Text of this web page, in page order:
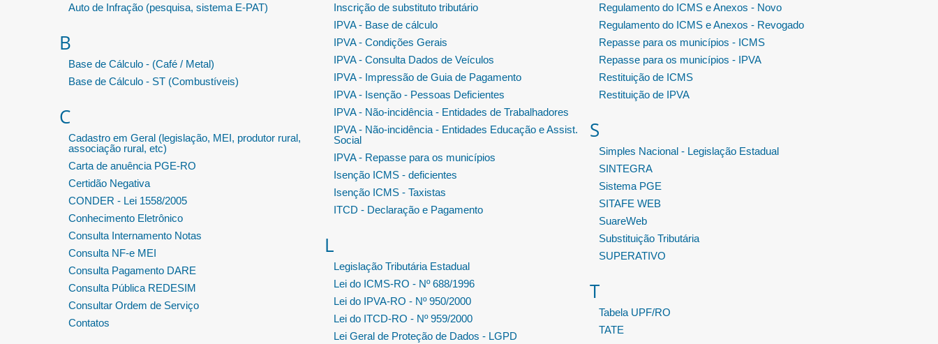
Auto de Infração (pesquisa, sistema E-PAT)
B
Base de Cálculo - (Café / Metal)
Base de Cálculo - ST (Combustíveis)
C
Cadastro em Geral (legislação, MEI, produtor rural,
associação rural, etc)
Carta de anuência PGE-RO
Certidão Negativa
CONDER - Lei 1558/2005
Conhecimento Eletrônico
Consulta Internamento Notas
Consulta NF-e MEI
Consulta Pagamento DARE
Consulta Pública REDESIM
Consultar Ordem de Serviço
Contatos
Inscrição de substituto tributário
IPVA - Base de cálculo
IPVA - Condições Gerais
IPVA - Consulta Dados de Veículos
IPVA - Impressão de Guia de Pagamento
IPVA - Isenção - Pessoas Deficientes
IPVA - Não-incidência - Entidades de Trabalhadores
IPVA - Não-incidência - Entidades Educação e Assist.
Social
IPVA - Repasse para os municípios
Isenção ICMS - deficientes
Isenção ICMS - Taxistas
ITCD - Declaração e Pagamento
L
Legislação Tributária Estadual
Lei do ICMS-RO - Nº 688/1996
Lei do IPVA-RO - Nº 950/2000
Lei do ITCD-RO - Nº 959/2000
Lei Geral de Proteção de Dados - LGPD
Regulamento do ICMS e Anexos - Novo
Regulamento do ICMS e Anexos - Revogado
Repasse para os municípios - ICMS
Repasse para os municípios - IPVA
Restituição de ICMS
Restituição de IPVA
S
Simples Nacional - Legislação Estadual
SINTEGRA
Sistema PGE
SITAFE WEB
SuareWeb
Substituição Tributária
SUPERATIVO
T
Tabela UPF/RO
TATE